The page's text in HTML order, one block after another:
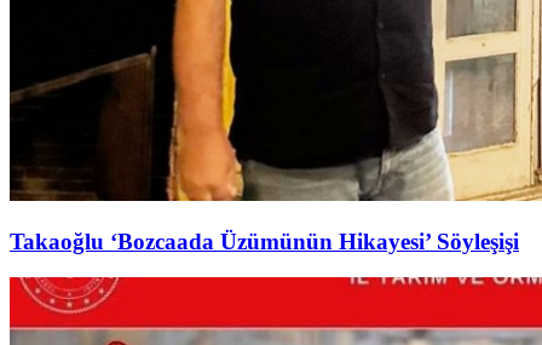
Takaoğlu ‘Bozcaada Üzümünün Hikayesi’ Söyleşişi